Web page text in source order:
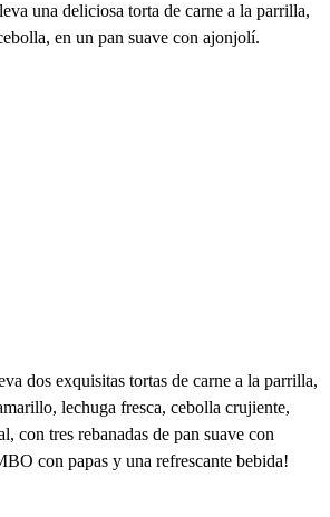
una deliciosa torta de carne a la parrilla,
en un pan suave con ajonjolí.
dos exquisitas tortas de carne a la parrilla,
lechuga fresca, cebolla crujiente,
con tres rebanadas de pan suave con
con papas y una refrescante bebida!